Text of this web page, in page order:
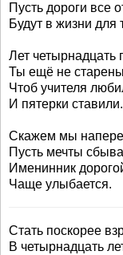
Пусть дороги все
Будут в жизни для
Лет четырнадцать
Ты ещё не
Чтоб учителя
И пятерки ставили.
Скажем мы
Пусть мечты
Именинник
Чаще улыбается.
Стать поскорее
В четырнадцать